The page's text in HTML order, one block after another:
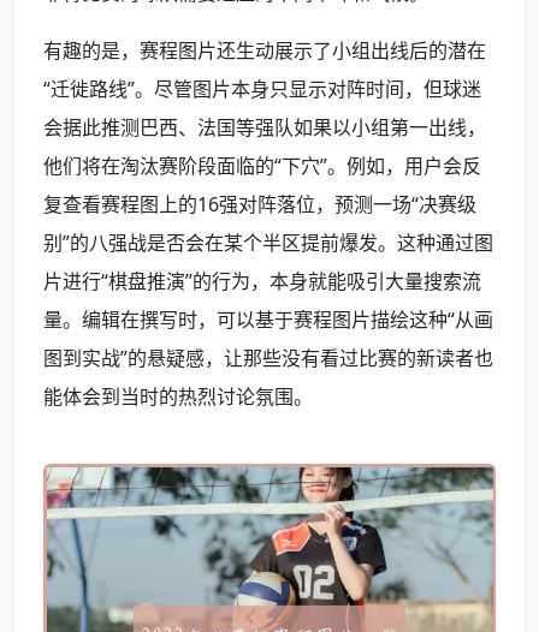
有趣的是，赛程图片还生动展示了小组出线后的潜在
“迁徙路线”。尽管图片本身只显示对阵时间，但球迷
会据此推测巴西、法国等强队如果以小组第一出线，
他们将在淘汰赛阶段面临的“下穴”。例如，用户会反
复查看赛程图上的16强对阵落位，预测一场“决赛级
别”的八强战是否会在某个半区提前爆发。这种通过图
片进行“棋盘推演”的行为，本身就能吸引大量搜索流
量。编辑在撰写时，可以基于赛程图片描绘这种“从画
图到实战”的悬疑感，让那些没有看过比赛的新读者也
能体会到当时的热烈讨论氛围。